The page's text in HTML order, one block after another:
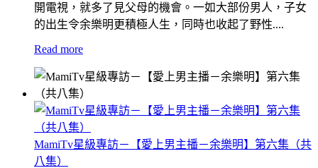
開電視，就多了見父母的機會。一如大部份男人，子女
的出生令余樂明更積極人生，同時也收起了野性....
Read more
MamiTv星級專訪－【愛上男主播－余樂明】第六集（共
八集）